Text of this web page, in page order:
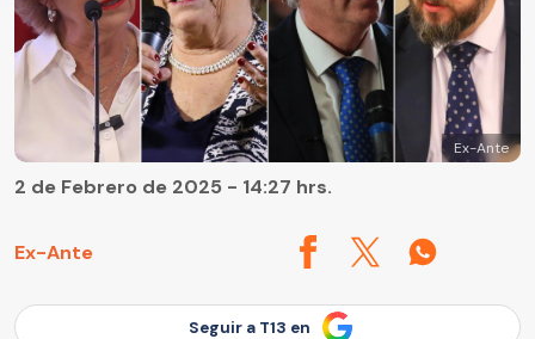
Ex-Ante
Ex-Ante
2 de Febrero de 2025 - 14:27 hrs.
Seguir a T13 en